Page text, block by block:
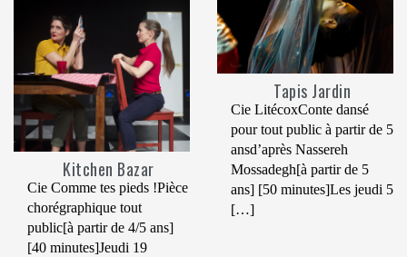
Tapis Jardin
Cie LitécoxConte dansé
pour tout public à partir de 5
ansd’après Nassereh
Mossadegh[à partir de 5
ans] [50 minutes]Les jeudi 5
[…]
Kitchen Bazar
Cie Comme tes pieds !Pièce
chorégraphique tout
public[à partir de 4/5 ans]
[40 minutes]Jeudi 19